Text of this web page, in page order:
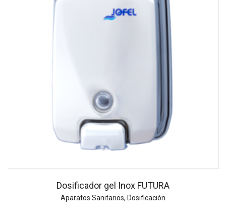
Dosificador gel Inox FUTURA
Aparatos Sanitarios, Dosificación